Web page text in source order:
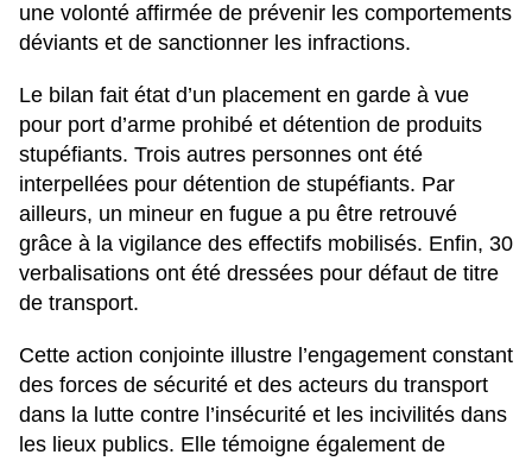
une volonté affirmée de prévenir les comportements
déviants et de sanctionner les infractions.
Le bilan fait état d’un placement en garde à vue
pour port d’arme prohibé et détention de produits
stupéfiants. Trois autres personnes ont été
interpellées pour détention de stupéfiants. Par
ailleurs, un mineur en fugue a pu être retrouvé
grâce à la vigilance des effectifs mobilisés. Enfin, 30
verbalisations ont été dressées pour défaut de titre
de transport.
Cette action conjointe illustre l’engagement constant
des forces de sécurité et des acteurs du transport
dans la lutte contre l’insécurité et les incivilités dans
les lieux publics. Elle témoigne également de